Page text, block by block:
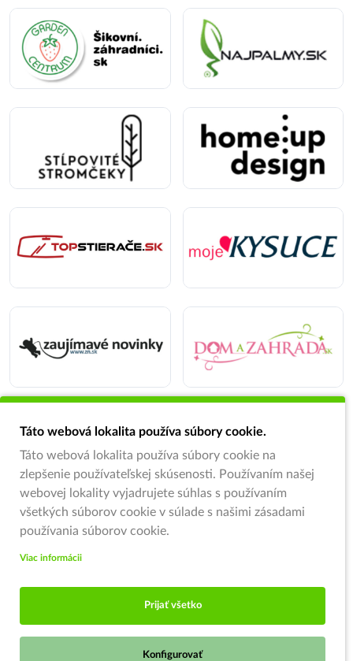
Táto webová lokalita používa súbory cookie.
Táto webová lokalita používa súbory cookie na
zlepšenie používateľskej skúsenosti. Používaním našej
webovej lokality vyjadrujete súhlas s používaním
všetkých súborov cookie v súlade s našimi zásadami
používania súborov cookie.
Viac informácii
Prijať všetko
Konfigurovať